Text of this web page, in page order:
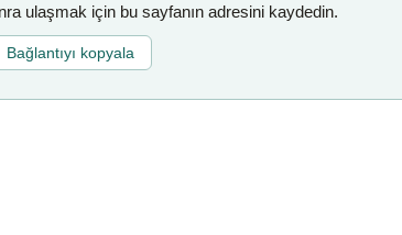
ulaşmak için bu sayfanın adresini kaydedin.
Bağlantıyı kopyala